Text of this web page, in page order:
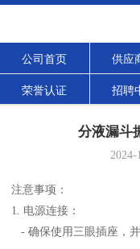
公司首页 供应
荣誉认证 招聘
分液漏斗
2024-
注意事项：
1. 电源连接：
- 确保使用三眼插座，并